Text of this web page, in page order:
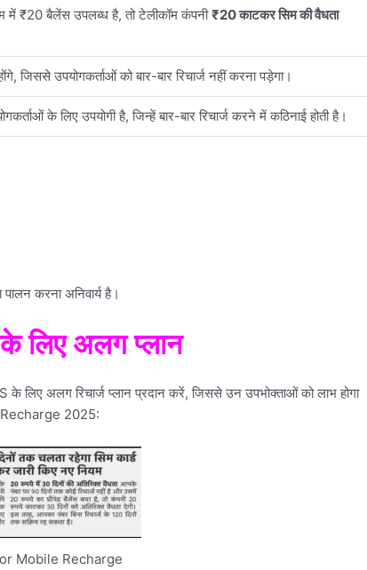
में ₹20 बैलेंस उपलब्ध है, तो टेलीकॉम कंपनी₹20 काटकर सिम की वैधता
जिससे उपयोगकर्ताओं को बार-बार रिचार्ज नहीं करना पड़ेगा।
के लिए उपयोगी है, जिन्हें बार-बार रिचार्ज करने में कठिनाई होती है।
करना अनिवार्य है।
लिए अलग प्लान
लिए अलग रिचार्ज प्लान प्रदान करें, जिससे उन उपभोक्ताओं को लाभ होगा
Recharge 2025:
Mobile Recharge